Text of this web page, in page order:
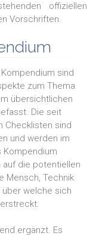
offiziellen
Vorschriften.
Kompendium sind
zum Thema
übersichtlichen
Die seit
Checklisten sind
und werden im
Kompendium
die potentiellen
Mensch, Technik
über welche sich
ergänzt. Es